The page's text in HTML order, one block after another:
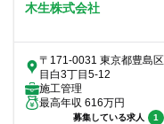
木生株式会社
〒171-0031 東京都豊島区
目白3丁目5-12
施工管理
最高年収 616万円
募集している求人 1